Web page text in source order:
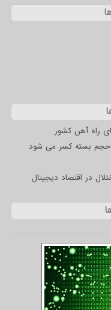
راه آهن کشور
حجم بسته کسر می شود
در اقتصاد دیجیتال